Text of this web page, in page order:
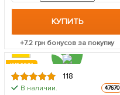
КУПИТЬ
+7.2 грн бонусов за покупку
ХИТ ГОДА
118
В наличии. 47670